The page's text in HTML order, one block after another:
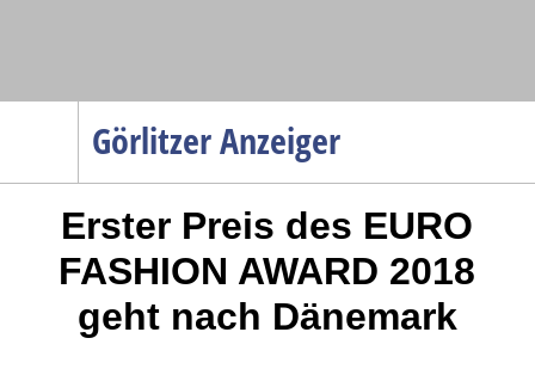
Görlitzer Anzeiger
Menüpunkte
Politik
Gesellschaft
Wirtschaft
Erster Preis des EURO
FASHION AWARD 2018
geht nach Dänemark